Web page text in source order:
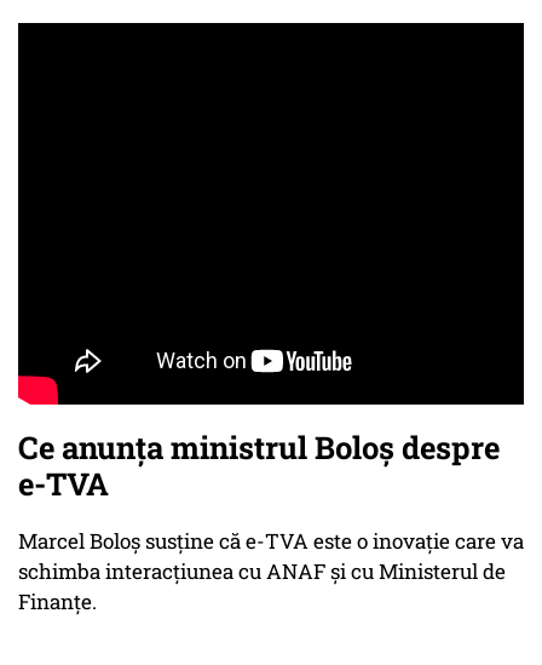
Ce anunța ministrul Boloș despre
e-TVA
Marcel Boloș susține că e-TVA este o inovație care va
schimba interacțiunea cu ANAF și cu Ministerul de
Finanțe.